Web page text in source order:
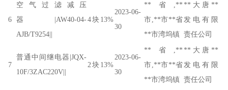
6
空气过滤减压
器|AW40-04-
AJB/T9254||
4块13%
2023-06-
30
**省,**
市,**市**省
**市湾坞镇
**大唐**
发电有限
责任公司
7
普通中间继电器|JQX-
10F/3ZAC220V||
2 块13%
2023-06-
30
**省,**
市,**市**省
**市湾坞镇
**大唐**
发电有限
责任公司